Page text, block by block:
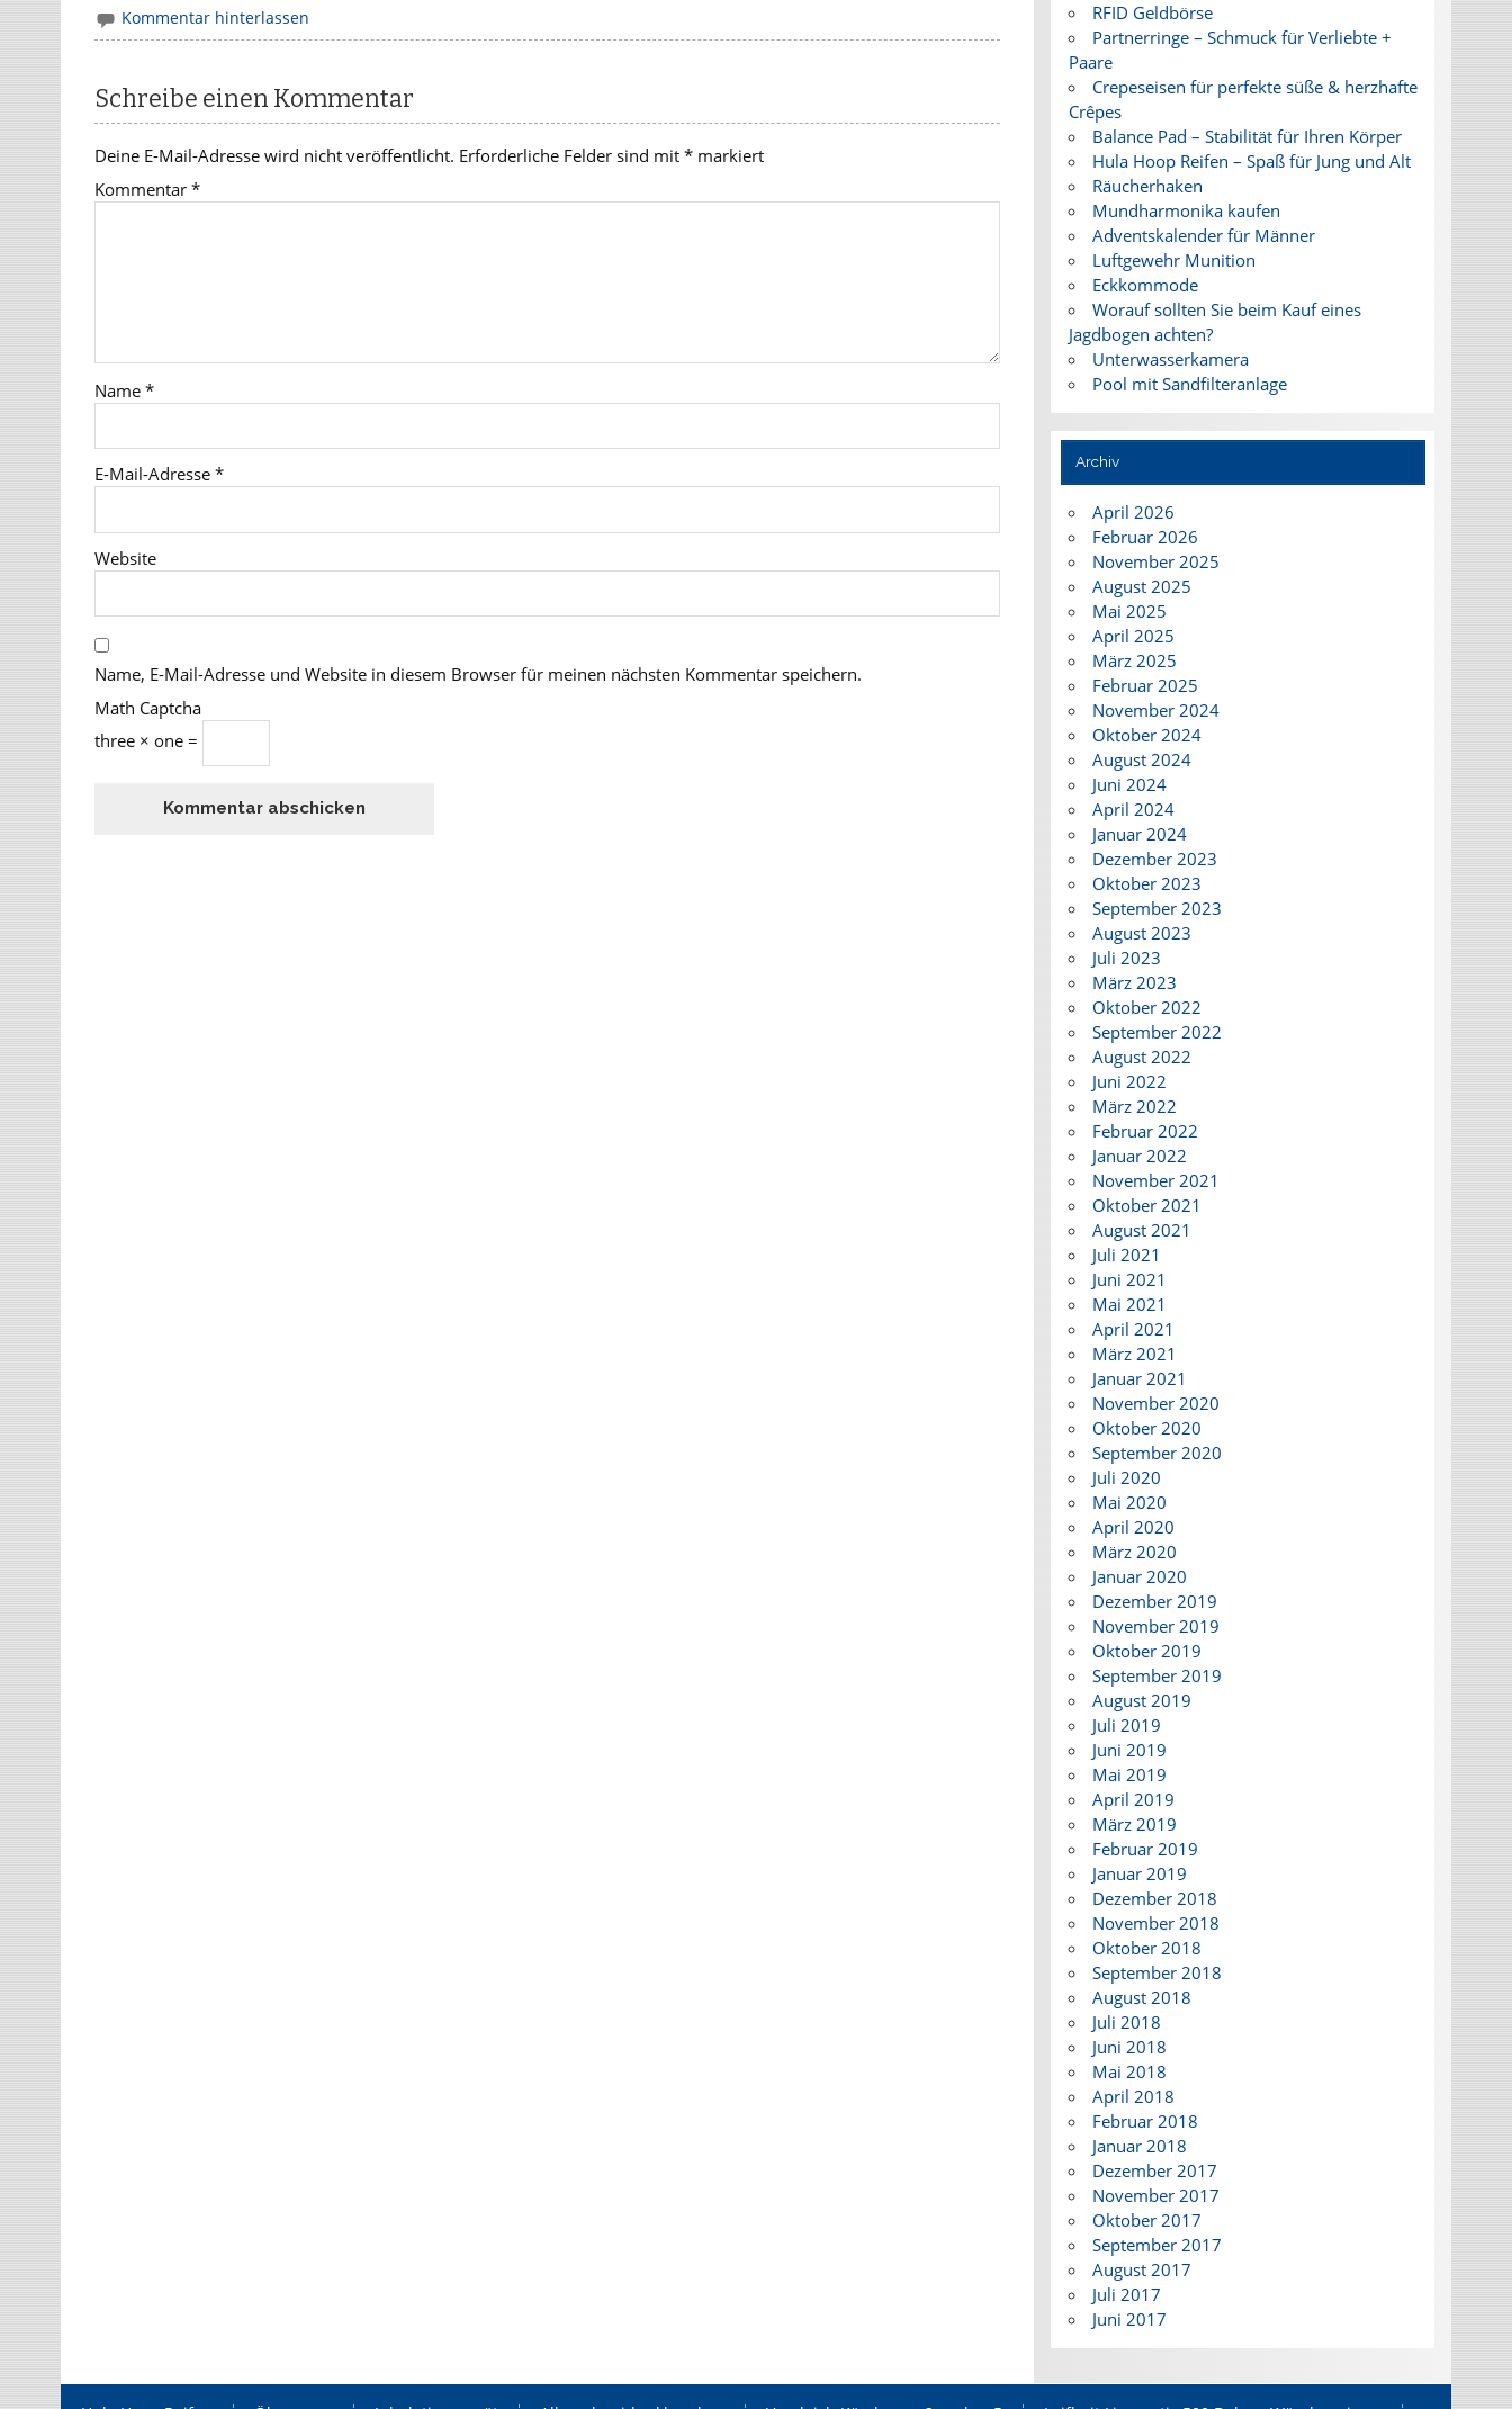
Kommentar hinterlassen
Schreibe einen Kommentar
Deine E-Mail-Adresse wird nicht veröffentlicht. Erforderliche Felder sind mit* markiert
Kommentar*
Name*
E-Mail-Adresse*
Website
Name, E-Mail-Adresse und Website in diesem Browser für meinen nächsten Kommentar speichern.
Math Captcha
three × one =
RFID Geldbörse
Partnerringe – Schmuck für Verliebte +
Paare
Crepeseisen für perfekte süße & herzhafte
Crêpes
Balance Pad – Stabilität für Ihren Körper
Hula Hoop Reifen – Spaß für Jung und Alt
Räucherhaken
Mundharmonika kaufen
Adventskalender für Männer
Luftgewehr Munition
Eckkommode
Worauf sollten Sie beim Kauf eines
Jagdbogen achten?
Unterwasserkamera
Pool mit Sandfilteranlage
Archiv
April 2026
Februar 2026
November 2025
August 2025
Mai 2025
April 2025
März 2025
Februar 2025
November 2024
Oktober 2024
August 2024
Juni 2024
April 2024
Januar 2024
Dezember 2023
Oktober 2023
September 2023
August 2023
Juli 2023
März 2023
Oktober 2022
September 2022
August 2022
Juni 2022
März 2022
Februar 2022
Januar 2022
November 2021
Oktober 2021
August 2021
Juli 2021
Juni 2021
Mai 2021
April 2021
März 2021
Januar 2021
November 2020
Oktober 2020
September 2020
Juli 2020
Mai 2020
April 2020
März 2020
Januar 2020
Dezember 2019
November 2019
Oktober 2019
September 2019
August 2019
Juli 2019
Juni 2019
Mai 2019
April 2019
März 2019
Februar 2019
Januar 2019
Dezember 2018
November 2018
Oktober 2018
September 2018
August 2018
Juli 2018
Juni 2018
Mai 2018
April 2018
Februar 2018
Januar 2018
Dezember 2017
November 2017
Oktober 2017
September 2017
August 2017
Juli 2017
Juni 2017